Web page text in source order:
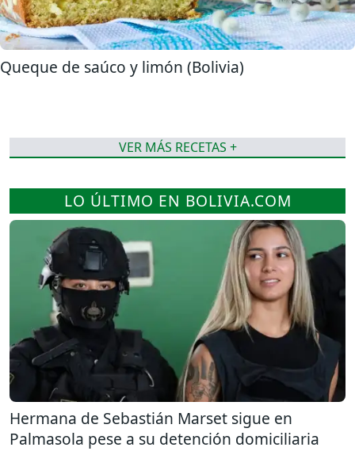
Queque de saúco y limón (Bolivia)
VER MÁS RECETAS +
LO ÚLTIMO EN BOLIVIA.COM
Hermana de Sebastián Marset sigue en
Palmasola pese a su detención domiciliaria